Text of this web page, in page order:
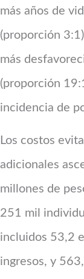
más años de
(proporción
más
(proporción
incidencia de
Los costos
adicionales
millones de
251 mil
incluidos 53,2
ingresos, y